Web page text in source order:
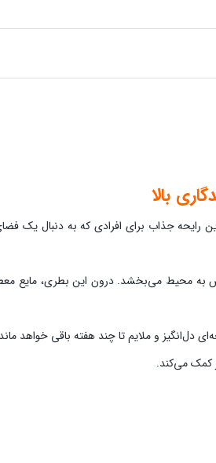
جذاب برای افرادی که به دنبال یک
به محیط می‌بخشد. درون این بطری، مایع
دل‌انگیز و ملایم تا چند هفته باقی خواهد
کمک می‌کند.